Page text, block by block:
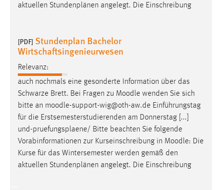
aktuellen Stundenplänen angelegt. Die Einschreibung
[PDF] Stundenplan Bachelor
Wirtschaftsingenieurwesen
Relevanz:
auch nochmals eine gesonderte Information über das
Schwarze Brett. Bei Fragen zu Moodle wenden Sie sich
bitte an moodle-support-wig@oth-aw.de Einführungstag
für die Erstsemesterstudierenden am Donnerstag [...]
und-pruefungsplaene/ Bitte beachten Sie folgende
Vorabinformationen zur Kurseinschreibung in Moodle: Die
Kurse für das Wintersemester werden gemäß den
aktuellen Stundenplänen angelegt. Die Einschreibung